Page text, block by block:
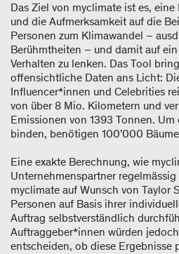
Das Ziel von myclimate ist es, eine
und die Aufmerksamkeit auf die
Personen zum Klimawandel –
Berühmtheiten – und damit auf
Verhalten zu lenken. Das Tool
offensichtliche Daten ans Licht:
Influencer*innen und Celebrities
von über 8 Mio. Kilometern und
Emissionen von 1393 Tonnen. Um
binden, benötigen 100’000
Eine exakte Berechnung, wie
Unternehmenspartner
myclimate auf Wunsch von Taylor
Personen auf Basis ihrer
Auftrag selbstverständlich
Auftraggeber*innen würden
entscheiden, ob diese Ergebnisse